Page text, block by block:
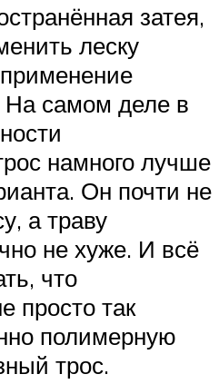
затея,
леску
На самом деле в
намного лучше
Он почти не
а траву
не хуже. И всё
что
просто так
полимерную
трос.